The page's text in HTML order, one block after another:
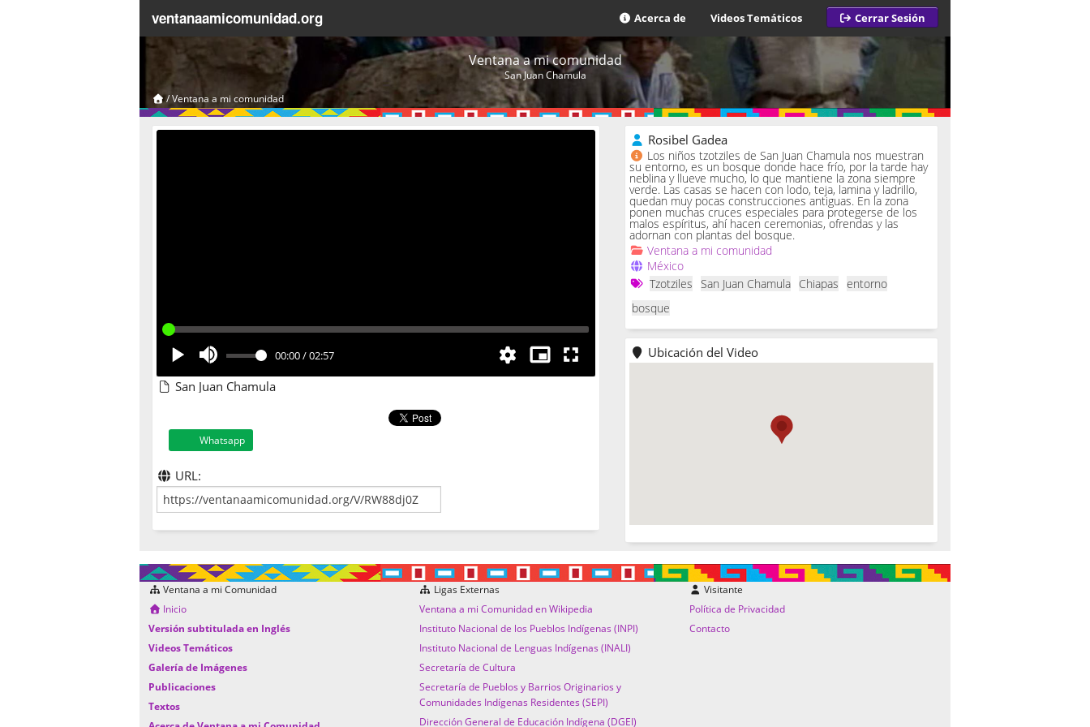
ventanaamicomunidad.org Acerca de Videos Temáticos Cerrar Sesión
Ventana a mi comunidad
San Juan Chamula
/Ventana a mi comunidad
00:00/02:57
San Juan Chamula
Whatsapp
URL:
Rosibel Gadea
Los niños tzotziles de San Juan Chamula nos muestran
su entorno, es un bosque donde hace frío, por la tarde hay
neblina y llueve mucho, lo que mantiene la zona siempre
verde. Las casas se hacen con lodo, teja, lamina y ladrillo,
quedan muy pocas construcciones antiguas. En la zona
ponen muchas cruces especiales para protegerse de los
malos espíritus, ahí hacen ceremonias, ofrendas y las
adornan con plantas del bosque.
Ventana a mi comunidad
México
Tzotziles San Juan Chamula Chiapas entorno
bosque
Ubicación del Video
Ventana a mi Comunidad
Inicio
Versión subtitulada en Inglés
Videos Temáticos
Galería de Imágenes
Publicaciones
Textos
Ligas Externas
Ventana a mi Comunidad en Wikipedia
Instituto Nacional de los Pueblos Indígenas (INPI)
Instituto Nacional de Lenguas Indígenas (INALI)
Secretaría de Cultura
Secretaría de Pueblos y Barrios Originarios y
Comunidades Indígenas Residentes (SEPI)
Dirección General de Educación Indígena (DGEI)
Visitante
Política de Privacidad
Contacto